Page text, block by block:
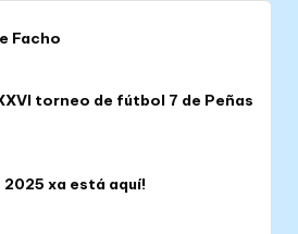
Facho
torneo de fútbol 7 de Peñas
xa está aquí!